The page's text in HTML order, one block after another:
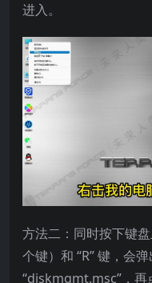
进入。​
方法二：同时按下键
个键）和 “R” 键，会
“diskmgmt.msc”，再